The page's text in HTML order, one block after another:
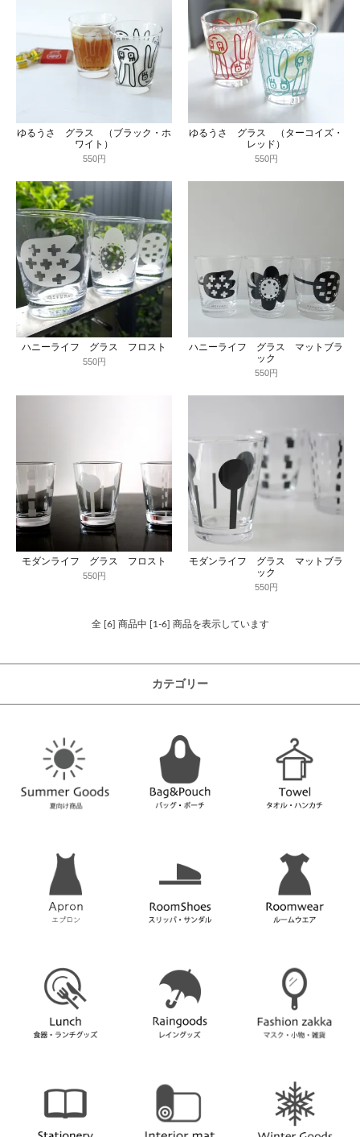
ゆるうさ グラス （ブラック・ホ
ワイト）
550円
ゆるうさ グラス （ターコイズ・
レッド）
550円
ハニーライフ グラス フロスト
550円
ハニーライフ グラス マットブラ
ック
550円
モダンライフ グラス フロスト
550円
モダンライフ グラス マットブラ
ック
550円
全 [6] 商品中 [1-6] 商品を表示しています
カテゴリー